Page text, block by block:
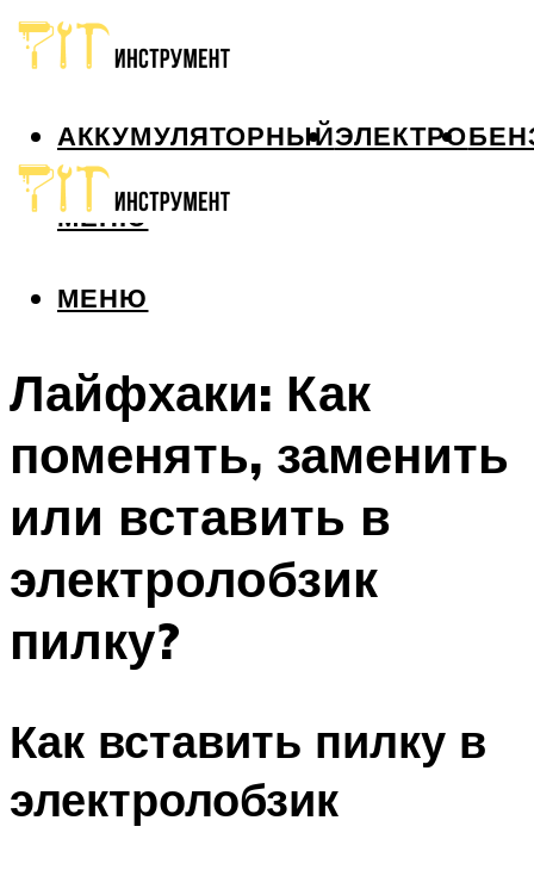
АККУМУЛЯТОРНЫЙЭЛЕКТРО
МЕНЮ
МЕНЮ
Лайфхаки: Как
поменять, заменить
или вставить в
электролобзик
пилку?
Как вставить пилку в
электролобзик